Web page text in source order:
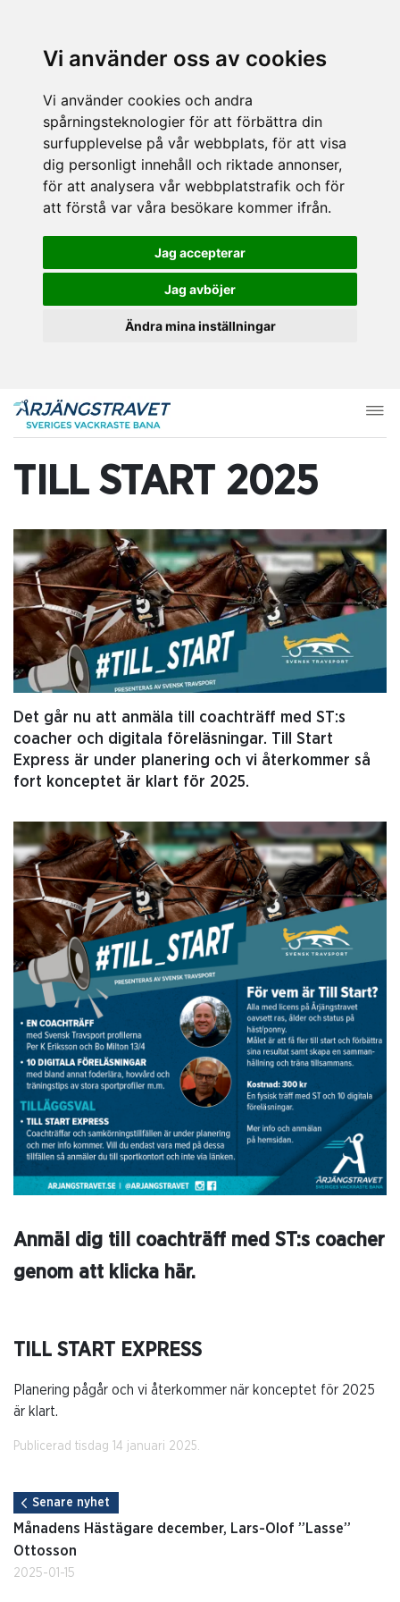
Vi använder oss av cookies
Vi använder cookies och andra
spårningsteknologier för att förbättra din
surfupplevelse på vår webbplats, för att visa
dig personligt innehåll och riktade annonser,
för att analysera vår webbplatstrafik och för
att förstå var våra besökare kommer ifrån.
Jag accepterar
Jag avböjer
Ändra mina inställningar
TILL START 2025
Det går nu att anmäla till coachträff med ST:s
coacher och digitala föreläsningar. Till Start
Express är under planering och vi återkommer så
fort konceptet är klart för 2025.
Anmäl dig till coachträff med ST:s coacher
genom att klicka här.
TILL START EXPRESS
Planering pågår och vi återkommer när konceptet för 2025
är klart.
Publicerad tisdag 14 januari 2025.
Senare nyhet
Månadens Hästägare december, Lars-Olof ”Lasse”
Ottosson
2025-01-15